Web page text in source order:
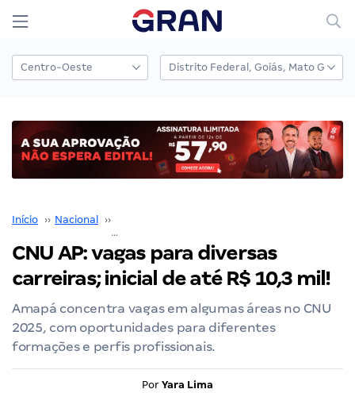
Início ›› Nacional ››
CNU AP: vagas para diversas
carreiras; inicial de até R$ 10,3 mil!
Amapá concentra vagas em algumas áreas no CNU
2025, com oportunidades para diferentes
formações e perfis profissionais.
Por Yara Lima